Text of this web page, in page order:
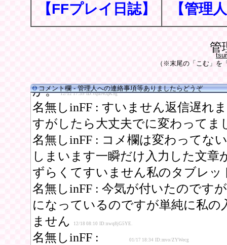
【FFプレイ日誌】 【管理
管
（※末尾の「こむ」を
コメント欄 - 管理人への連絡事項等ありましたらどうぞ